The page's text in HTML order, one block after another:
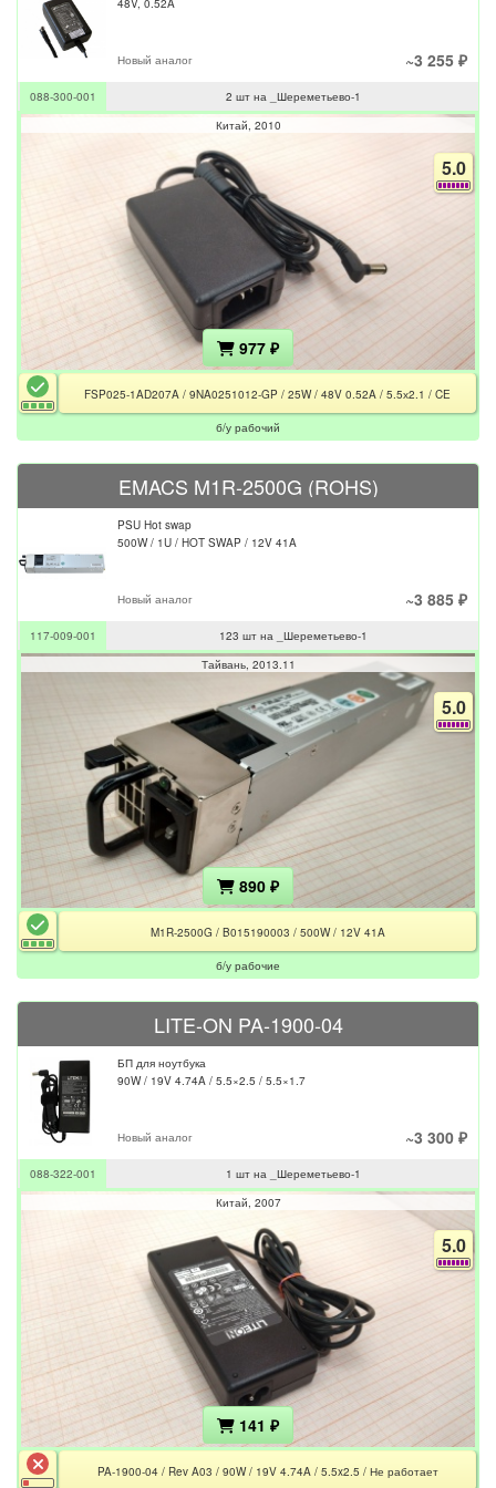
48V, 0.52A
Новый аналог ~3 255 ₽
088-300-001
2 шт на _Шереметьево-1
Китай 2010
5.0
977 ₽
FSP025-1AD207A / 9NA0251012-GP / 25W / 48V 0.52A / 5.5х2.1 / CE
б/у рабочий
EMACS M1R-2500G (ROHS)
PSU Hot swap
500W / 1U / HOT SWAP / 12V 41A
Новый аналог ~3 885 ₽
117-009-001
123 шт на _Шереметьево-1
Тайвань 2013.11
5.0
890 ₽
M1R-2500G / B015190003 / 500W / 12V 41A
б/у рабочие
LITE-ON PA-1900-04
БП для ноутбука
90W / 19V 4.74A / 5.5×2.5 / 5.5×1.7
Новый аналог ~3 300 ₽
088-322-001
1 шт на _Шереметьево-1
Китай 2007
5.0
141 ₽
PA-1900-04 / Rev A03 / 90W / 19V 4.74A / 5.5x2.5 / Не работает